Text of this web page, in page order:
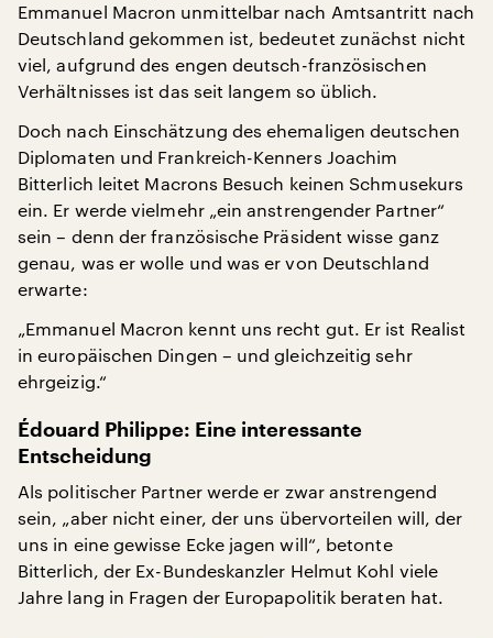
Emmanuel Macron unmittelbar nach Amtsantritt nach
Deutschland gekommen ist, bedeutet zunächst nicht
viel, aufgrund des engen deutsch-französischen
Verhältnisses ist das seit langem so üblich.
Doch nach Einschätzung des ehemaligen deutschen
Diplomaten und Frankreich-Kenners Joachim
Bitterlich leitet Macrons Besuch keinen Schmusekurs
ein. Er werde vielmehr „ein anstrengender Partner“
sein – denn der französische Präsident wisse ganz
genau, was er wolle und was er von Deutschland
erwarte:
„Emmanuel Macron kennt uns recht gut. Er ist Realist
in europäischen Dingen – und gleichzeitig sehr
ehrgeizig.“
Édouard Philippe: Eine interessante
Entscheidung
Als politischer Partner werde er zwar anstrengend
sein, „aber nicht einer, der uns übervorteilen will, der
uns in eine gewisse Ecke jagen will“, betonte
Bitterlich, der Ex-Bundeskanzler Helmut Kohl viele
Jahre lang in Fragen der Europapolitik beraten hat.